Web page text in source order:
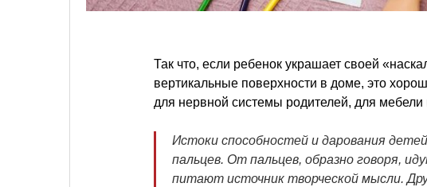
Так что, если ребенок украшает своей
вертикальные поверхности в доме, это
для нервной системы родителей, для мебели
Истоки способностей и дарования
пальцев. От пальцев, образно говоря,
питают источник творческой мысли.